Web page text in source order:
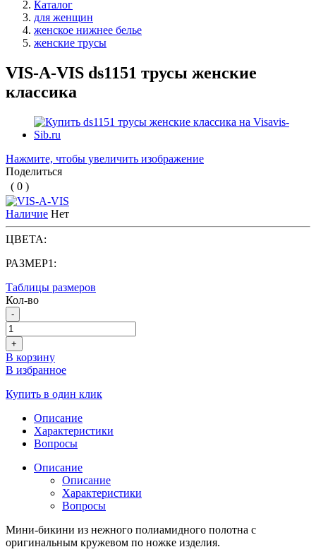
Каталог
для женщин
женское нижнее белье
женские трусы
VIS-A-VIS ds1151 трусы женские
классика
Нажмите, чтобы увеличить изображение
Поделиться
( 0 )
Наличие Нет
ЦВЕТА:
РАЗМЕР1:
Таблицы размеров
Кол-во
-
+
В корзину
В избранное
Купить в один клик
Описание
Характеристики
Вопросы
Описание
Описание
Характеристики
Вопросы
Мини-бикини из нежного полиамидного полотна с
оригинальным кружевом по ножке изделия.